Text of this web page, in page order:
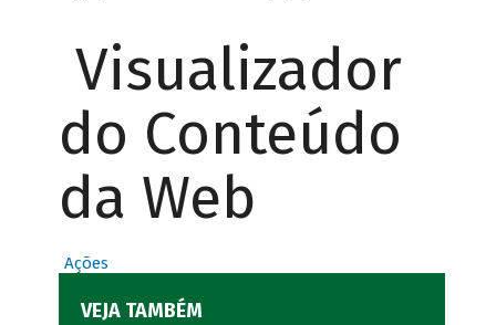
Visualizador
do Conteúdo
da Web
Ações
VEJA TAMBÉM